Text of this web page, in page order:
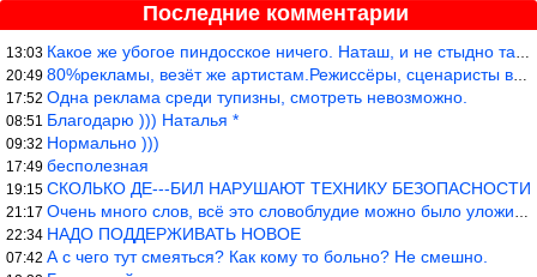
Последние комментарии
13:03 Какое же убогое пиндосское ничего. Наташ, и не стыдно такую фигн
20:49 80%рекламы, везёт же артистам.Режиссёры, сценаристы вы где или к
17:52 Одна реклама среди тупизны, смотреть невозможно.
08:51 Благодарю ))) Наталья *
09:32 Нормально )))
17:49 бесполезная
19:15 СКОЛЬКО ДЕ---БИЛ НАРУШАЮТ ТЕХНИКУ БЕЗОПАСНОСТИ
21:17 Очень много слов, всё это словоблудие можно было уложить в 1 мин
22:34 НАДО ПОДДЕРЖИВАТЬ НОВОЕ
07:42 А с чего тут смеяться? Как кому то больно? Не смешно.